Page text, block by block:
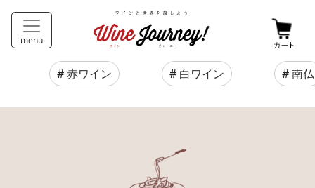
menu
#赤ワイン # 白ワイン #南仏